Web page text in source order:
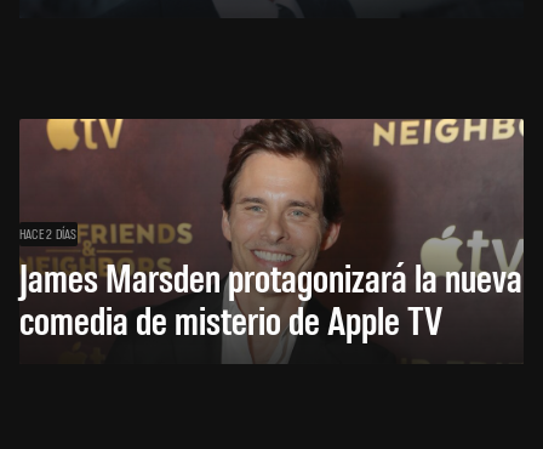
HACE 2 DÍAS
James Marsden protagonizará la nueva
comedia de misterio de Apple TV